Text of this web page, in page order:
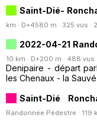
Saint-Dié-
km · D+4580 m · 325 vus ·
2022-04-21
10 km · D+200 m · 488 vus
Denipaire - départ
les Chenaux - la
Saint-Dié
Randonnée Pédestre · 119